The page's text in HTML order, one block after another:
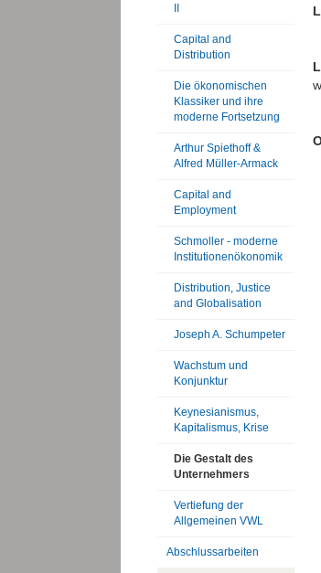
Capital and
Distribution
Die ökonomischen
Klassiker und ihre
moderne Fortsetzung
Arthur Spiethoff &
Alfred Müller-Armack
Capital and
Employment
Schmoller - moderne
Institutionenökonomik
Distribution, Justice
and Globalisation
Joseph A. Schumpeter
Wachstum und
Konjunktur
Keynesianismus,
Kapitalismus, Krise
Die Gestalt des
Unternehmers
Vertiefung der
Allgemeinen VWL
Abschlussarbeiten